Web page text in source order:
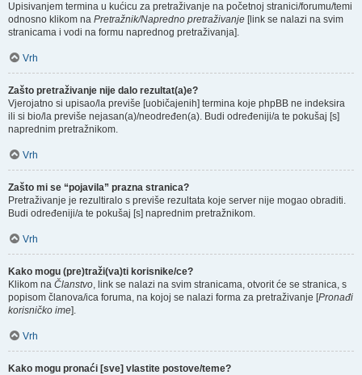
Upisivanjem termina u kućicu za pretraživanje na početnoj stranici/forumu/temi
odnosno klikom na Pretražnik/Napredno pretraživanje [link se nalazi na svim
stranicama i vodi na formu naprednog pretraživanja].
Vrh
Zašto pretraživanje nije dalo rezultat(a)e?
Vjerojatno si upisao/la previše [uobičajenih] termina koje phpBB ne indeksira
ili si bio/la previše nejasan(a)/neodređen(a). Budi određeniji/a te pokušaj [s]
naprednim pretražnikom.
Vrh
Zašto mi se “pojavila” prazna stranica?
Pretraživanje je rezultiralo s previše rezultata koje server nije mogao obraditi.
Budi određeniji/a te pokušaj [s] naprednim pretražnikom.
Vrh
Kako mogu (pre)traži(va)ti korisnike/ce?
Klikom na Članstvo, link se nalazi na svim stranicama, otvorit će se stranica, s
popisom članova/ica foruma, na kojoj se nalazi forma za pretraživanje [Pronađi
korisničko ime].
Vrh
Kako mogu pronaći [sve] vlastite postove/teme?